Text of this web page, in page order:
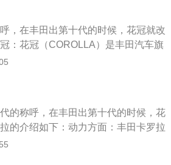
卡罗拉车身尺寸较上一代花冠大幅增
又营造出宽敞的车内空间；全新开发
更强悍的动力体验，卡罗拉为其所属
外观比上一代花冠明显大了一号。长
距为2600（mm）。而老款花冠的尺
是非常具有诱惑力的。
，在丰田出第十代的时候，花冠就改
：花冠（COROLLA）是丰田汽车旗
“花中之冠”。1970年、1974年、197
COROLLA的第十代直线升级产品。
费者关注；如今，这款全球畅销车落
田汽车最新技术和驾乘体验。
的称呼，在丰田出第十代的时候，花
的介绍如下：动力方面：丰田卡罗拉
匹，搭载了1.2升涡轮增压发动机的